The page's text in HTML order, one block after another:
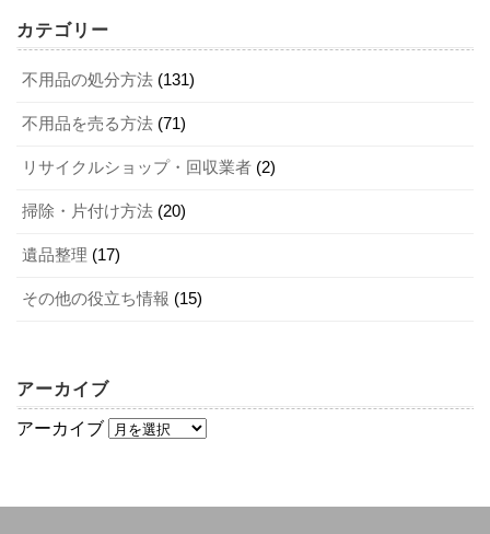
額・収集日と場所が伝えられるため、忘れずにメモしてお
くといいでしょう。LINEでの申し込み方法は、下記の手順
を参考にしてください。
市公式LINEから「粗大ゴミ収集受付」をタップする
粗大ゴミの品目リストから選択し、数量・品目を確認
名前・郵便番号・住所・マンション名等・電話番号を
入力する
仮受付→市で内容の確認後、本受付完了
2-2．自分で直接持ち込む
自分で持ち込む際の申し込み先は環境業務課（075-955-
と、悪徳業者に引っかかり、トラブルになるからです。実
際に、「見積書には記載されていない追加費用を請求され
た」などのトラブルが起きています。トラブルを未然に防
ぐためにも、見積書の入念な確認が必要です。
回収方法が自由に選択できるかも、不用品回収業者へ依頼
する前にチェックしておきたいポイントです。主な回収方
合わせてベストな方法で回収してもらえるでしょう。不用
品回収業者の中には、宅配回収だけというところもあるの
で注意してください。特に、不用品が大量にある方は、出
で粗大ゴミを出す必要があります。自分たちで指定収集場
所まで運べない際は、自治体の窓口に相談してください。
原因にもつながるので要注意です。
Q．粗大ゴミの中に入れてはいけないものは？
A．プロパンガス・灯油・シンナーといった爆発の危険があ
入れてしまうと、火災が起きる可能性があります。粗大ゴ
ミとして処分すればいいのか自分で判断できない場合は、
A．家電や家具などを売る際は、できるだけキレイに掃除し
てください。ホコリや汚れがついたままの状態では、買い
カテゴリー
不用品の処分方法 (131)
不用品を売る方法 (71)
リサイクルショップ・回収業者 (2)
掃除・片付け方法 (20)
遺品整理 (17)
その他の役立ち情報 (15)
アーカイブ
アーカイブ